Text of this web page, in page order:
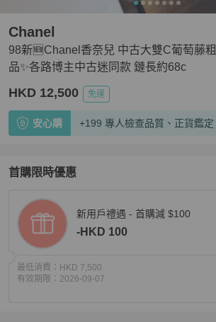
98新🆕Chanel香奈兒 中古大雙C葡萄藤
品✨各路博主中古迷同款 鏈長約68c
Chanel
HKD 12,500 免運
安心購 +199 專人檢查品質、正貨鑑定
首購限時優惠
新用戶禮遇 - 首購減 $100
-HKD 100
最低消費： HKD 7,500
有效期限： 2026-09-07